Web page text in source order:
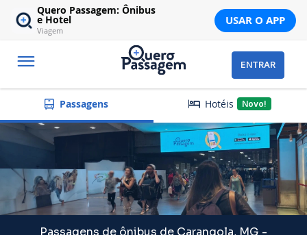
Quero Passagem: Ônibus
e Hotel
Viagem
USAR O APP
ENTRAR
Passagens Hotéis Novo!